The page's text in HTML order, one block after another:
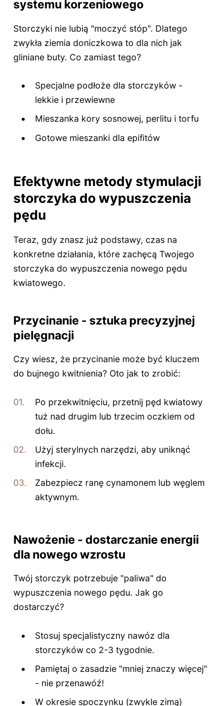
systemu korzeniowego
Storczyki nie lubią "moczyć stóp". Dlatego
zwykła ziemia doniczkowa to dla nich jak
gliniane buty. Co zamiast tego?
Specjalne podłoże dla storczyków -
lekkie i przewiewne
Mieszanka kory sosnowej, perlitu i torfu
Gotowe mieszanki dla epifitów
Efektywne metody stymulacji
storczyka do wypuszczenia
pędu
Teraz, gdy znasz już podstawy, czas na
konkretne działania, które zachęcą Twojego
storczyka do wypuszczenia nowego pędu
kwiatowego.
Przycinanie - sztuka precyzyjnej
pielęgnacji
Czy wiesz, że przycinanie może być kluczem
do bujnego kwitnienia? Oto jak to zrobić:
Po przekwitnięciu, przetnij pęd kwiatowy
tuż nad drugim lub trzecim oczkiem od
dołu.
Użyj sterylnych narzędzi, aby uniknąć
infekcji.
Zabezpiecz ranę cynamonem lub węglem
aktywnym.
Nawożenie - dostarczanie energii
dla nowego wzrostu
Twój storczyk potrzebuje "paliwa" do
wypuszczenia nowego pędu. Jak go
dostarczyć?
Stosuj specjalistyczny nawóz dla
storczyków co 2-3 tygodnie.
Pamiętaj o zasadzie "mniej znaczy więcej"
- nie przenawóź!
W okresie spoczynku (zwykle zimą)